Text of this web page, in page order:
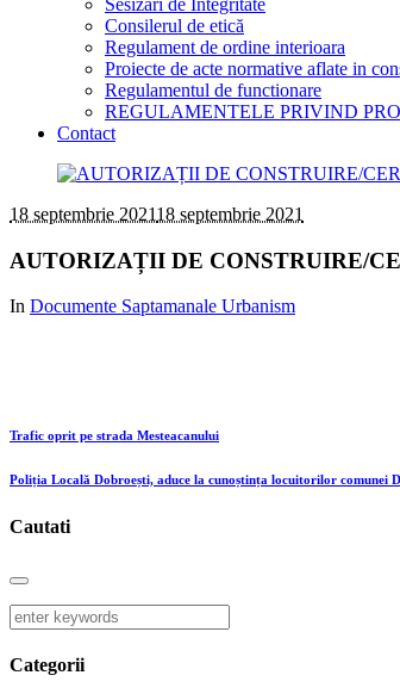
Sesizari de Integritate
Consilerul de etică
Regulament de ordine interioara
Proiecte de acte normative aflate in
Regulamentul de functionare
REGULAMENTELE PRIVIND
Contact
18 septembrie 202118 septembrie 2021
AUTORIZAȚII DE CONSTRUIRE/
In Documente Saptamanale Urbanism
Trafic oprit pe strada Mesteacanului
Poliția Locală Dobroești, aduce la cunoștința locuitorilor comunei
Cautati
Categorii